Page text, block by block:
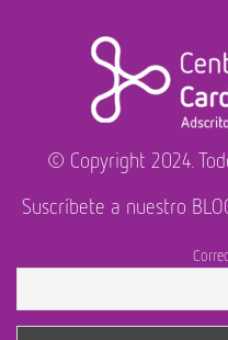
© Copyright 2024.
Suscríbete a nuestro